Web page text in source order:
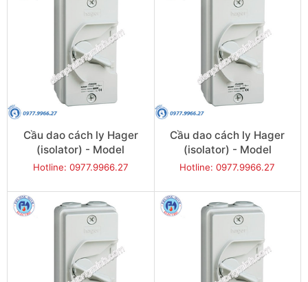
Cầu dao cách ly Hager
(isolator) - Model
JG332U
Hotline: 0977.9966.27
Cầu dao cách ly Hager
(isolator) - Model
JG340U
Hotline: 0977.9966.27